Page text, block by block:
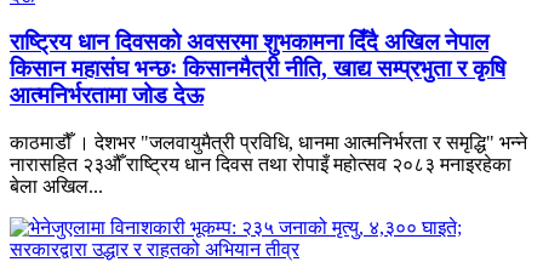
राष्ट्रिय धान दिवसको अवसरमा शुभकामना दिँदै अखिल नेपाल
किसान महासंघ भन्छः किसानमैत्री नीति, खाद्य सम्प्रभुता र कृषि
आत्मनिर्भरतामा जोड देऊ
काठमाडौँ । देशभर "जलवायुमैत्री प्रविधि, धानमा आत्मनिर्भरता र समृद्धि" भन्ने
नारासहित २३औँ राष्ट्रिय धान दिवस तथा रोपाइँ महोत्सव २०८३ मनाइरहेका
बेला अखिल...